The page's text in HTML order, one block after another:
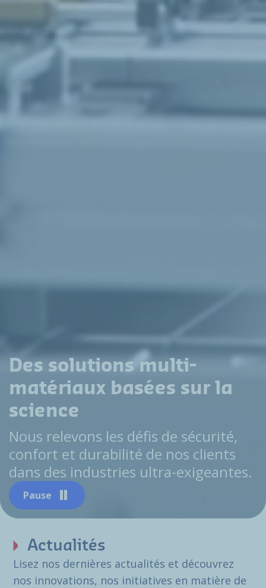
Pause
Des solutions multi-
matériaux basées sur la
science
Nous relevons les défis de sécurité,
confort et durabilité de nos clients
dans des industries ultra-exigeantes.
Actualités
Lisez nos dernières actualités et découvrez
nos innovations, nos initiatives en matière de